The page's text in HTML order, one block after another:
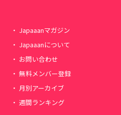
Japaaanマガジン
Japaaanについて
お問い合わせ
無料メンバー登録
月別アーカイブ
週間ランキング